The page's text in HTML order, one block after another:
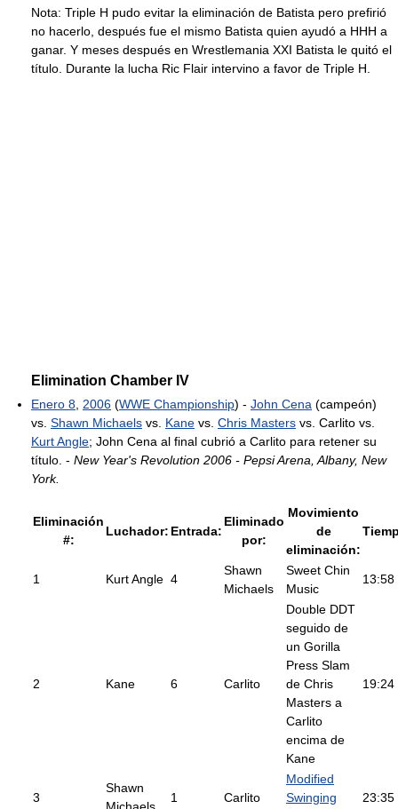
Nota: Triple H pudo evitar la eliminación de Batista pero prefirió
no hacerlo, después fue el mismo Batista quien ayudó a HHH a
ganar. Y meses después en Wrestlemania XXI Batista le quitó el
título. Durante la lucha Ric Flair intervino a favor de Triple H.
Elimination Chamber IV
Enero 8 2006 (WWE Championship) - John Cena (campeón)
vs. Shawn Michaels vs. Kane vs. Chris Masters vs. Carlito vs.
Kurt Angle; John Cena al final cubrió a Carlito para retener su
título. - New Year's Revolution 2006 - Pepsi Arena, Albany, New
York.
Eliminación
#:
Luchador: Entrada:
Eliminado
por:
Movimiento
de
eliminación:
1 Kurt Angle 4
Shawn
Michaels
Sweet Chin
Music
13:58
2 Kane 6 Carlito
Double DDT
seguido de
un Gorilla
Press Slam
de Chris
Masters a
Carlito
encima de
Kane
19:24
3
Shawn
1 Carlito
Modified
Swinging
23:35